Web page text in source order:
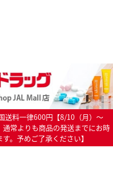
送料一律600円【8/10（月）～
常よりも商品の発送までにお時
。予めご了承ください】